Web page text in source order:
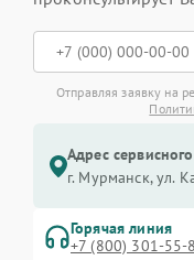
Отправляя заявку на
Адрес
г. Мурманск, ул.
Горячая линия
+7 (800) 301-55-